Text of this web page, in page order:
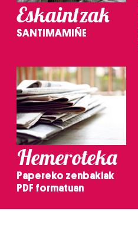
Eskaintzak
SANTIMAMIÑE
Hemeroteka
Papereko zenbakiak
PDF formatuan